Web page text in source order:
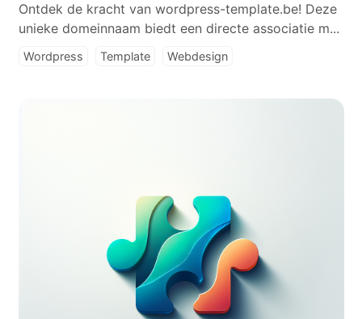
Ontdek de kracht van wordpress-template.be! Deze
unieke domeinnaam biedt een directe associatie m...
Wordpress Template Webdesign